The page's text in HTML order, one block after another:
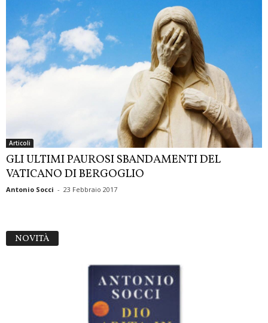
Articoli
GLI ULTIMI PAUROSI SBANDAMENTI DEL
VATICANO DI BERGOGLIO
Antonio Socci - 23 Febbraio 2017
NOVITÀ